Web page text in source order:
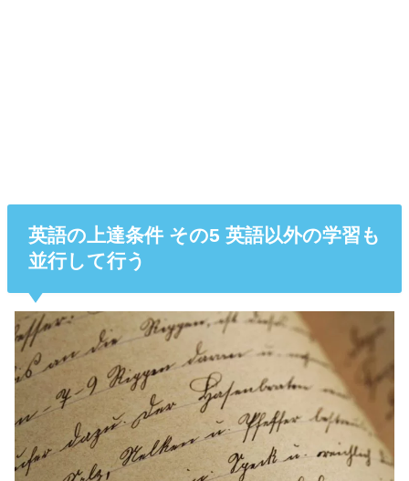
英語の上達条件 その5 英語以外の学習も
並行して行う